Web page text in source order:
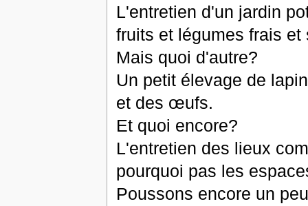
L'entretien d'un jardin
fruits et légumes frais et
Mais quoi d'autre?
Un petit élevage de
et des œufs.
Et quoi encore?
L'entretien des lieux
pourquoi pas les
Poussons encore un